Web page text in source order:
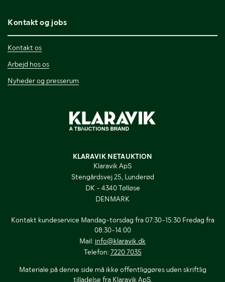
Kontakt og jobs
Kontakt os
Arbejd hos os
Nyheder og presserum
KLARAVIK NETAUKTION
Klaravik ApS
Stengårdsvej 25, Lunderød
DK - 4340 Tølløse
DENMARK
Kontakt kundeservice Mandag-torsdag fra 07:30-15:30 Fredag fra
08:30-14:00
Mail: info@klaravik.dk
Telefon: 7220 7035
Materiale på denne side må ikke offentliggøres uden skriftlig
tilladelse fra Klaravik ApS.